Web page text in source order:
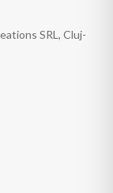
SRL, Cluj-